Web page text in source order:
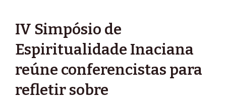
IV Simpósio de
Espiritualidade Inaciana
reúne conferencistas para
refletir sobre